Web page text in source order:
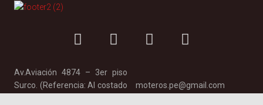
Av.Aviación 4874 – 3er piso
Surco. (Referencia: Al costado
moteros.pe@gmail.com